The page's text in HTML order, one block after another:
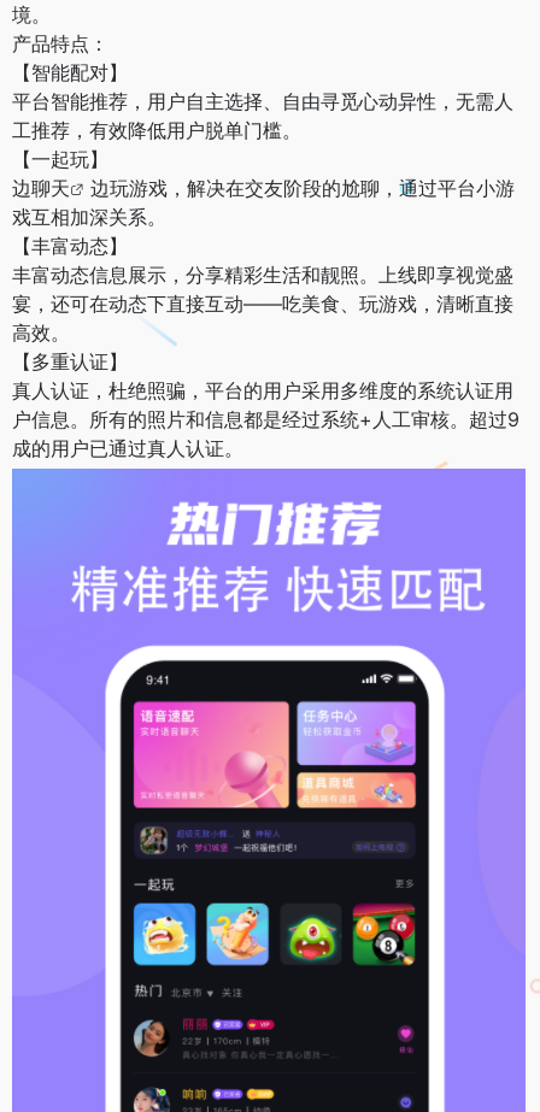
境。
产品特点：
【智能配对】
平台智能推荐，用户自主选择、自由寻觅心动异性，无需人
工推荐，有效降低用户脱单门槛。
【一起玩】
边聊天
边玩游戏，解决在交友阶段的尬聊，通过平台小游
戏互相加深关系。
【丰富动态】
丰富动态信息展示，分享精彩生活和靓照。上线即享视觉盛
宴，还可在动态下直接互动——吃美食、玩游戏，清晰直接
高效。
【多重认证】
真人认证，杜绝照骗，平台的用户采用多维度的系统认证用
户信息。所有的照片和信息都是经过系统+人工审核。超过9
成的用户已通过真人认证。